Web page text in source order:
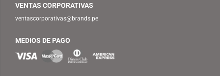
VENTAS CORPORATIVAS
ventascorporativas@brands.pe
MEDIOS DE PAGO